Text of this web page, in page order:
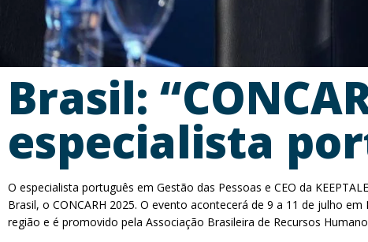
Brasil:
especialista
O especialista português em Gestão das Pessoas e CEO da
Brasil, o CONCARH 2025. O evento acontecerá de 9 a 11 de julho
região e é promovido pela Associação Brasileira de Recursos